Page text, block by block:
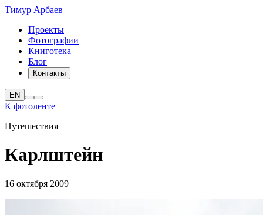
Тимур Арбаев
Проекты
Фотографии
Книготека
Блог
Контакты
EN
К фотоленте
Путешествия
Карлштейн
16 октября 2009